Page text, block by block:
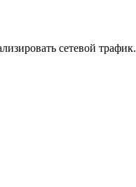
сетевой трафик.